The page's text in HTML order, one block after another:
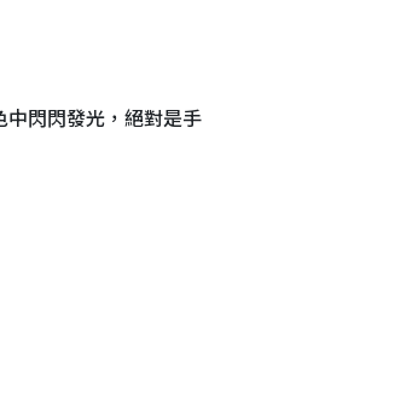
中閃閃發光，絕對是手